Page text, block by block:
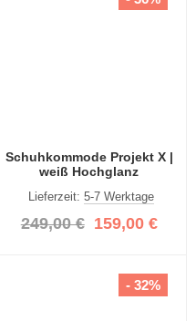
Schuhkommode Projekt X |
weiß Hochglanz
Lieferzeit:5-7 Werktage
249,00 € 159,00 €
- 32%